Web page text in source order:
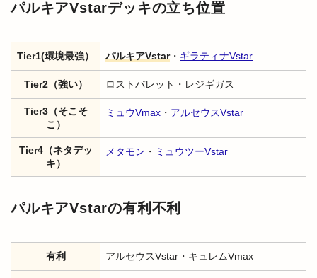
パルキアVstarデッキの立ち位置
Tier1(環境最強） パルキアVstar・ ギラティナVstar
Tier2（強い） ロストバレット・レジギガス
Tier3（そこそ
こ）
ミュウVmax ・ アルセウスVstar
Tier4（ネタデッ
キ）
メタモン ・ ミュウツーVstar
パルキアVstarの有利不利
有利 アルセウスVstar・キュレムVmax